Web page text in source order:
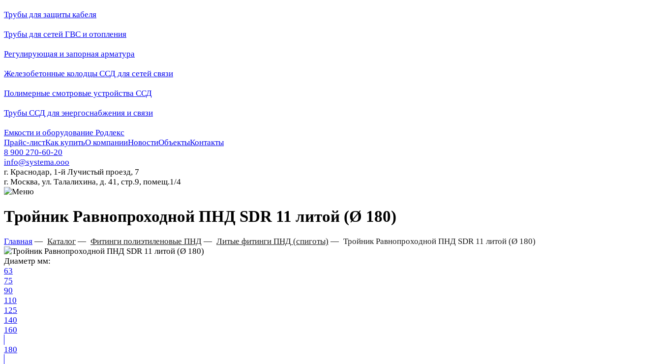
Трубы для защиты кабеля
Трубы для сетей ГВС и отопления
Регулирующая и запорная арматура
Железобетонные колодцы ССД для сетей связи
Полимерные смотровые устройства ССД
Трубы ССД для энергоснабжения и связи
Емкости и оборудование Родлекс
Прайс-листКак купитьО компанииНовостиОбъектыКонтакты
8 900 270-60-20
info@systema.ooo
г. Краснодар, 1-й Лучистый проезд, 7
г. Москва, ул. Талалихина, д. 41, стр.9, помещ.1/4
Тройник Равнопроходной ПНД SDR 11 литой (Ø 180)
Главная — Каталог— Фитинги полиэтиленовые ПНД — Литые фитинги ПНД (спиготы) — Тройник Равнопроходной ПНД SDR 11 литой (Ø 180)
Диаметр мм:
63
75
90
110
125
140
160
180